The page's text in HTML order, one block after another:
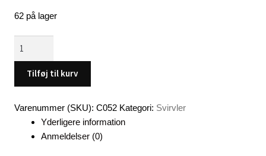
62 på lager
størrelse
6,
stk.
Tilføj til kurv
Varenummer (SKU):C052 Kategori: Svirvler
Yderligere information
Anmeldelser (0)